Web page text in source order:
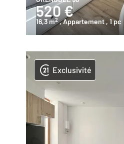
520 €
16,3 m2 , Appartement , 1 pc
Exclusivité